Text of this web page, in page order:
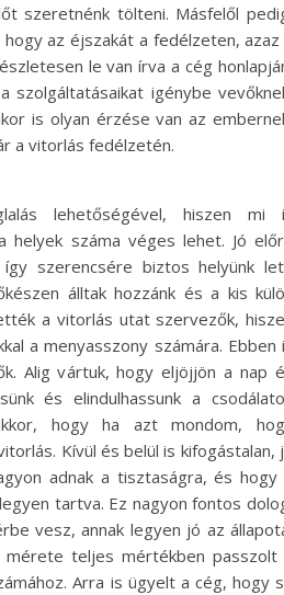
szeretnénk tölteni. Másfelől
az éjszakát a fedélzeten, azaz
le van írva a cég
szolgáltatásaikat igénybe
is olyan érzése van az
a vitorlás fedélzetén.
lehetőségével, hiszen mi
helyek száma véges lehet. Jó
szerencsére biztos helyünk
álltak hozzánk és a kis
a vitorlás utat szervezők,
a menyasszony számára. Ebben
Alig vártuk, hogy eljöjjön a nap
és elindulhassunk a
hogy ha azt mondom,
Kívül és belül is kifogástalan,
adnak a tisztaságra, és hogy
tartva. Ez nagyon fontos
vesz, annak legyen jó az
teljes mértékben passzolt
Arra is ügyelt a cég, hogy